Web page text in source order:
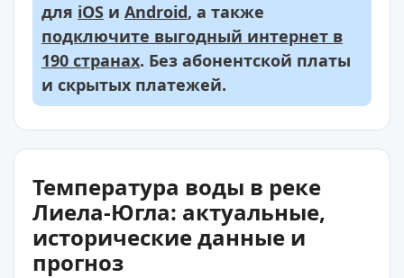
для iOS и Android, а также
подключите выгодный интернет в
190 странах. Без абонентской платы
и скрытых платежей.
Температура воды в реке
Лиела-Югла: актуальные,
исторические данные и
прогноз